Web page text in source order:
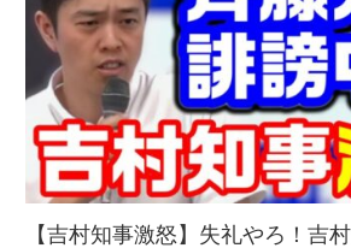
【吉村知事激怒】失礼やろ！吉